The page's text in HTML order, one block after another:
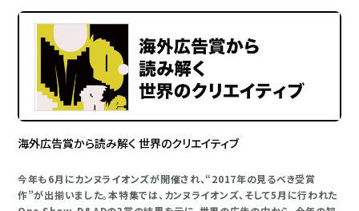
海外広告賞から読み解く 世界のクリエイティブ
今年も6月にカンヌライオンズが開催され、“2017年の見るべき受賞
作”が出揃いました。本特集では、カンヌライオンズ、そして5月に行われた